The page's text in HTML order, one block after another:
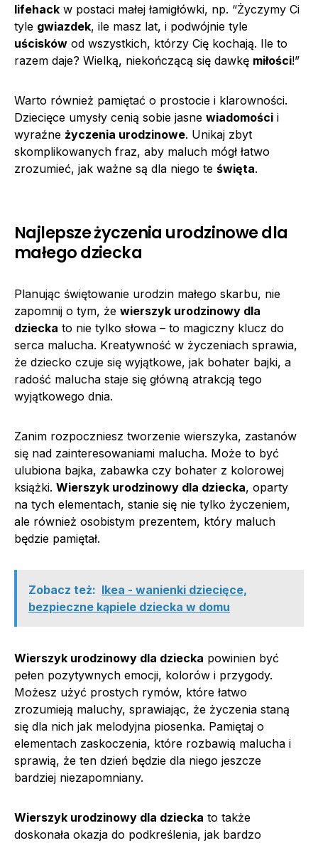
lifehack w postaci małej łamigłówki, np. “Życzymy Ci
tyle gwiazdek, ile masz lat, i podwójnie tyle
uścisków od wszystkich, którzy Cię kochają. Ile to
razem daje? Wielką, niekończącą się dawkę miłości!”
Warto również pamiętać o prostocie i klarowności.
Dziecięce umysły cenią sobie jasne wiadomości i
wyraźne życzenia urodzinowe. Unikaj zbyt
skomplikowanych fraz, aby maluch mógł łatwo
zrozumieć, jak ważne są dla niego te święta.
Najlepsze życzenia urodzinowe dla
małego dziecka
Planując świętowanie urodzin małego skarbu, nie
zapomnij o tym, że wierszyk urodzinowy dla
dziecka to nie tylko słowa – to magiczny klucz do
serca malucha. Kreatywność w życzeniach sprawia,
że dziecko czuje się wyjątkowe, jak bohater bajki, a
radość malucha staje się główną atrakcją tego
wyjątkowego dnia.
Zanim rozpoczniesz tworzenie wierszyka, zastanów
się nad zainteresowaniami malucha. Może to być
ulubiona bajka, zabawka czy bohater z kolorowej
książki. Wierszyk urodzinowy dla dziecka, oparty
na tych elementach, stanie się nie tylko życzeniem,
ale również osobistym prezentem, który maluch
będzie pamiętał.
Zobacz też: Ikea - wanienki dziecięce,
bezpieczne kąpiele dziecka w domu
Wierszyk urodzinowy dla dziecka powinien być
pełen pozytywnych emocji, kolorów i przygody.
Możesz użyć prostych rymów, które łatwo
zrozumieją maluchy, sprawiając, że życzenia staną
się dla nich jak melodyjna piosenka. Pamiętaj o
elementach zaskoczenia, które rozbawią malucha i
sprawią, że ten dzień będzie dla niego jeszcze
bardziej niezapomniany.
Wierszyk urodzinowy dla dziecka to także
doskonała okazja do podkreślenia, jak bardzo